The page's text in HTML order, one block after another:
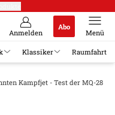
Anmelden
Abo
Menü
Klassiker Raumfahrt
Kampfjet - Test der MQ-28